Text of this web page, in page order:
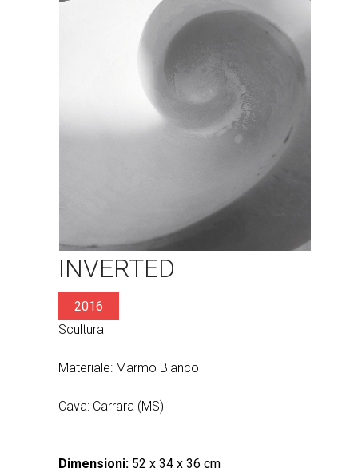
INVERTED
2016
Scultura
Materiale: Marmo Bianco
Cava: Carrara (MS)
Dimensioni: 52 x 34 x 36 cm